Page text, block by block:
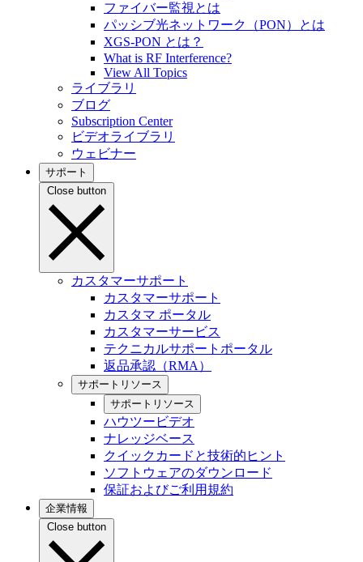
ファイバー監視とは
パッシブ光ネットワーク（PON）とは
XGS-PON とは？
What is RF Interference?
View All Topics
ライブラリ
ブログ
Subscription Center
ビデオライブラリ
ウェビナー
サポート
Close button
カスタマーサポート
カスタマーサポート
カスタマ ポータル
カスタマーサービス
テクニカルサポートポータル
返品承認（RMA）
サポートリソース
サポートリソース
ハウツービデオ
ナレッジベース
クイックカードと技術的ヒント
ソフトウェアのダウンロード
保証およびご利用規約
企業情報
Close button